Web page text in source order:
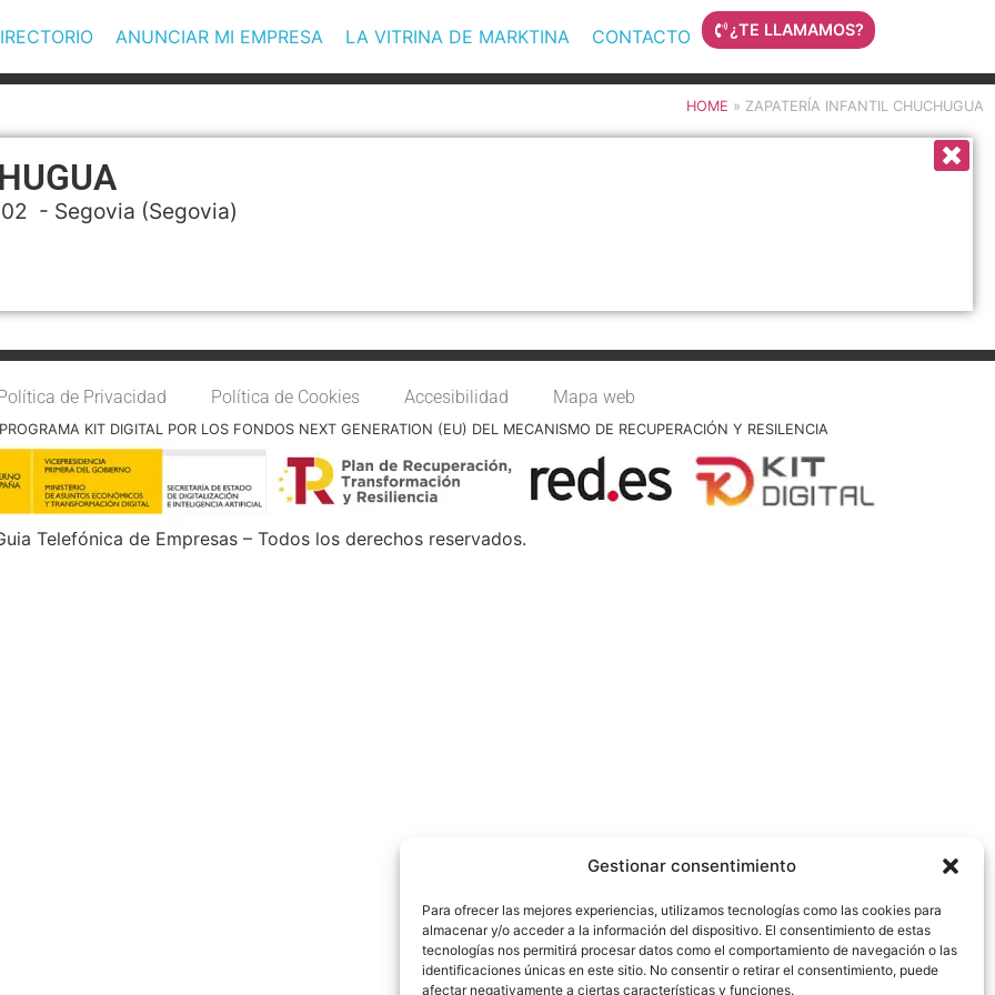
Gestionar consentimiento
Para ofrecer las mejores experiencias, utilizamos tecnologías como las cookies para
almacenar y/o acceder a la información del dispositivo. El consentimiento de estas
tecnologías nos permitirá procesar datos como el comportamiento de navegación o las
identificaciones únicas en este sitio. No consentir o retirar el consentimiento, puede
afectar negativamente a ciertas características y funciones.
ANUNCIAR MI EMPRESA LA VITRINA DE MARKTINA CONTACTO ¿TE LLAMAMOS?
HOME » ZAPATERÍA INFANTIL CHUCHUGUA
- Segovia (Segovia)
de Privacidad Política de Cookies Accesibilidad Mapa web
KIT DIGITAL POR LOS FONDOS NEXT GENERATION (EU) DEL MECANISMO DE RECUPERACIÓN Y RESILENCIA
Telefónica de Empresas – Todos los derechos reservados.